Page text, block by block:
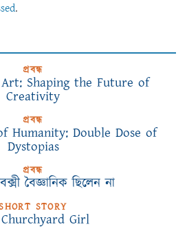
.
প্রবন্ধ
Shaping the Future of
Creativity
প্রবন্ধ
Humanity: Double Dose of
Dystopias
প্রবন্ধ
বৈজ্ঞানিক ছিলেন না
STORY
Girl